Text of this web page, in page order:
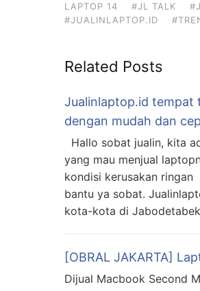
LAPTOP 14
#JL TALK
#JUALINLAPTOP.ID
Related Posts
Jualinlaptop.id tempat
dengan mudah dan
Hallo sobat jualin, kita
yang mau menjual
kondisi kerusakan
bantu ya sobat.
kota-kota di
[OBRAL JAKARTA]
Dijual Macbook Second